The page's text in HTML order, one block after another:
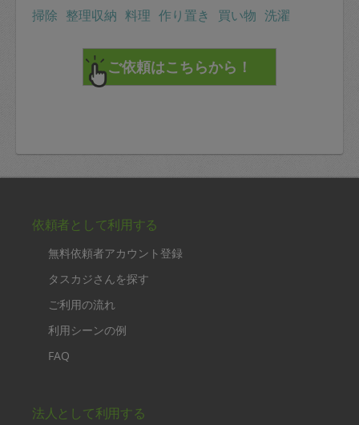
定期契約をキャンセルする場合、毎週定
ンセル料は発生しません。それ以上はキ
ャンセル料が発生します。
・詳細ルールは、こちらを参照くださ
い。
※キャンセル料金の設定について：
1回（3時間）依頼した場合の金額の差額
相当で料金設定されています。
掃除 整理収納 料理 作り置き 買い物 洗濯
依頼者として利用する
無料依頼者アカウント登録
タスカジさんを探す
ご利用の流れ
利用シーンの例
FAQ
法人として利用する